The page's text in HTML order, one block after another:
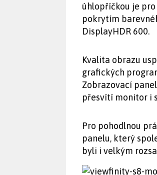
úhlopříčkou je pro
pokrytím
DisplayHDR 600.
Kvalita obrazu
grafických
Zobrazovací
přesvítí monitor i
Pro pohodlnou
panelu, který
byli i velkým